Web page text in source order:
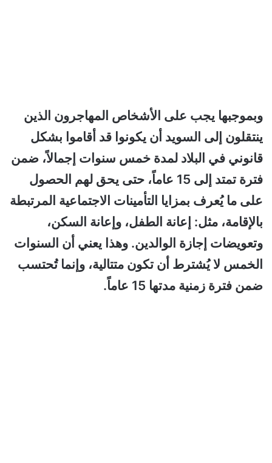
وبموجبها يجب على الأشخاص المهاجرون الذين
ينتقلون إلى السويد أن يكونوا قد أقاموا بشكل
قانوني في البلاد لمدة خمس سنوات إجمالاً، ضمن
فترة تمتد إلى 15 عاماً، حتى يحق لهم الحصول
على ما يُعرف بمزايا التأمينات الاجتماعية المرتبطة
بالإقامة، مثل: إعانة الطفل، وإعانة السكن،
وتعويضات إجازة الوالدين. وهذا يعني أن السنوات
الخمس لا يُشترط أن تكون متتالية، وإنما تُحتسب
ضمن فترة زمنية مدتها 15 عاماً.